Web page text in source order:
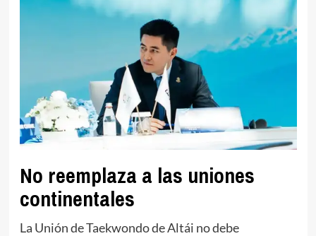
No reemplaza a las uniones
continentales
La Unión de Taekwondo de Altái no debe